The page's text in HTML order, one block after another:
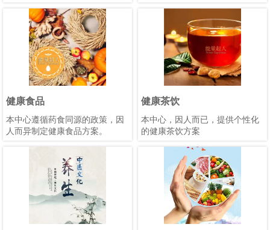
健康食品
本中心遵循药食同源的政策，因
人而异制定健康食品方案。
健康茶饮
本中心，因人而已，提供个性化
的健康茶饮方案